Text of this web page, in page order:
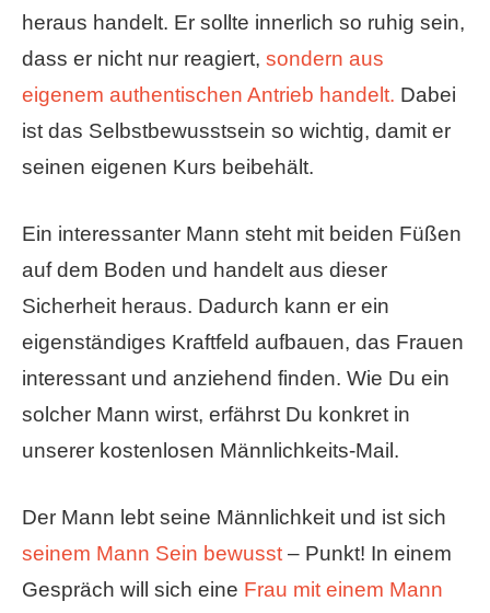
heraus handelt. Er sollte innerlich so ruhig sein,
dass er nicht nur reagiert, sondern aus
eigenem authentischen Antrieb handelt. Dabei
ist das Selbstbewusstsein so wichtig, damit er
seinen eigenen Kurs beibehält.
Ein interessanter Mann steht mit beiden Füßen
auf dem Boden und handelt aus dieser
Sicherheit heraus. Dadurch kann er ein
eigenständiges Kraftfeld aufbauen, das Frauen
interessant und anziehend finden. Wie Du ein
solcher Mann wirst, erfährst Du konkret in
unserer kostenlosen Männlichkeits-Mail.
Der Mann lebt seine Männlichkeit und ist sich
seinem Mann Sein bewusst – Punkt! In einem
Gespräch will sich eine Frau mit einem Mann